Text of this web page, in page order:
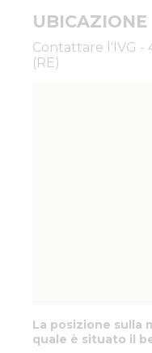
UBICAZIONE
Contattare l'IVG -
(RE)
La posizione sulla
quale è situato il